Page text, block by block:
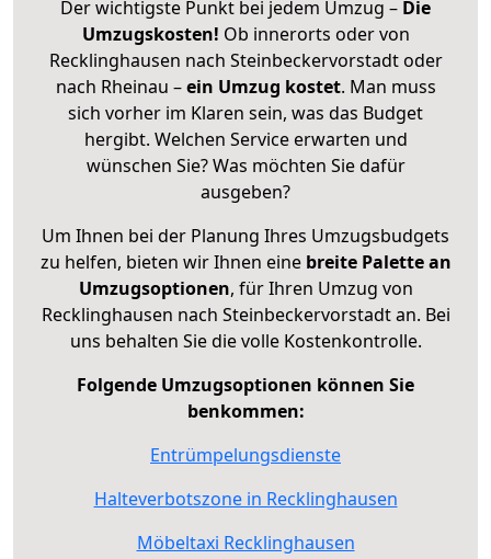
Der wichtigste Punkt bei jedem Umzug – Die
Umzugskosten! Ob innerorts oder von
Recklinghausen nach Steinbeckervorstadt oder
nach Rheinau –ein Umzug kostet. Man muss
sich vorher im Klaren sein, was das Budget
hergibt. Welchen Service erwarten und
wünschen Sie? Was möchten Sie dafür
ausgeben?
Um Ihnen bei der Planung Ihres Umzugsbudgets
zu helfen, bieten wir Ihnen eine breite Palette an
Umzugsoptionen, für Ihren Umzug von
Recklinghausen nach Steinbeckervorstadt an. Bei
uns behalten Sie die volle Kostenkontrolle.
Folgende Umzugsoptionen können Sie
benkommen:
Entrümpelungsdienste
Halteverbotszone in Recklinghausen
Möbeltaxi Recklinghausen